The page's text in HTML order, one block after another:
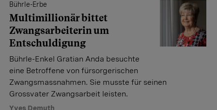
Bührle-Erbe
Multimillionär bittet
Zwangsarbeiterin um
Entschuldigung
Bührle-Enkel Gratian Anda besuchte
eine Betroffene von fürsorgerischen
Zwangsmassnahmen. Sie musste für seinen
Grossvater Zwangsarbeit leisten.
Yves Demuth